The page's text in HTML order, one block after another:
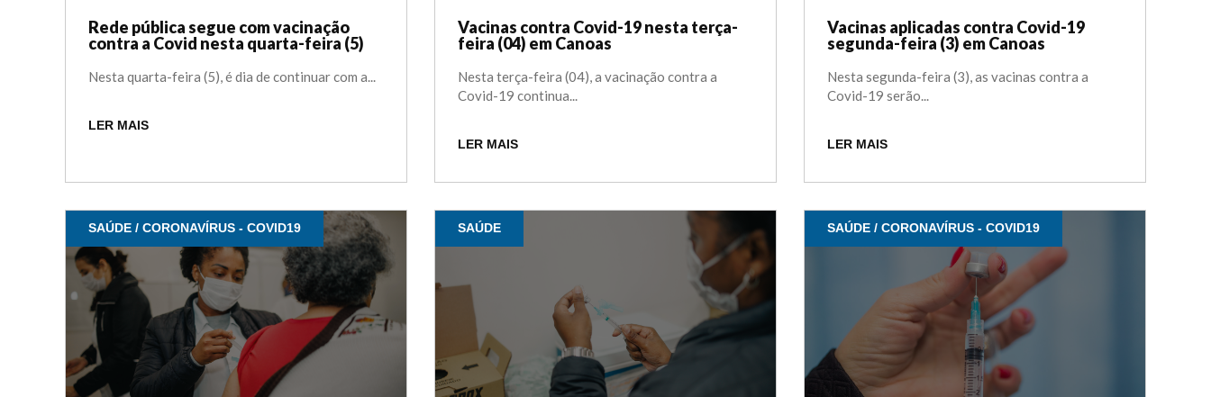
Rede pública segue com vacinação
contra a Covid nesta quarta-feira (5)
Nesta quarta-feira (5), é dia de continuar com a...
LER MAIS
Vacinas contra Covid-19 nesta terça-
feira (04) em Canoas
Nesta terça-feira (04), a vacinação contra a
Covid-19 continua...
LER MAIS
Vacinas aplicadas contra Covid-19
segunda-feira (3) em Canoas
Nesta segunda-feira (3), as vacinas contra a
Covid-19 serão...
LER MAIS
SAÚDE / CORONAVÍRUS - COVID19 SAÚDE SAÚDE / CORONAVÍRUS - COVID19